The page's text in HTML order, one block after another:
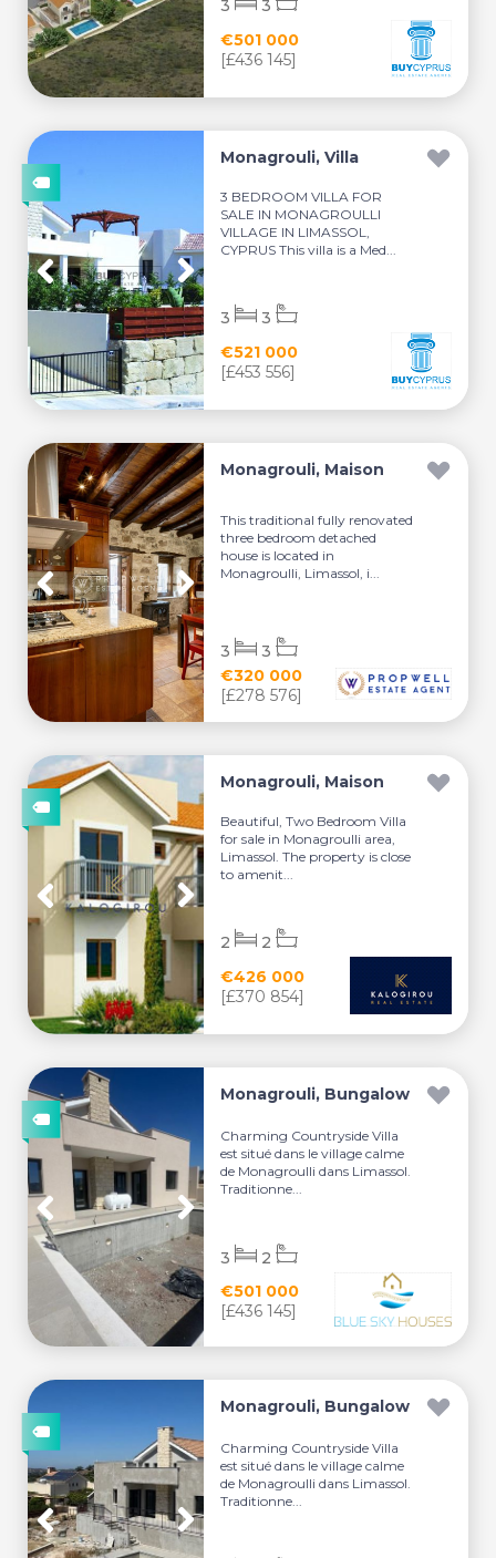
€501 000
[£436 145]
3 3
Monagrouli, Villa
3 BEDROOM VILLA FOR
SALE IN MONAGROULLI
VILLAGE IN LIMASSOL,
CYPRUS This villa is a Med...
€521 000
[£453 556]
3 3
Monagrouli, Maison
This traditional fully renovated
three bedroom detached
house is located in
Monagroulli, Limassol, i...
€320 000
[£278 576]
3 3
Monagrouli, Maison
Beautiful, Two Bedroom Villa
for sale in Monagroulli area,
Limassol. The property is close
to amenit...
€426 000
[£370 854]
2 2
Monagrouli, Bungalow
Charming Countryside Villa
est situé dans le village calme
de Monagroulli dans Limassol.
Traditionne...
€501 000
[£436 145]
3 2
Monagrouli, Bungalow
Charming Countryside Villa
est situé dans le village calme
de Monagroulli dans Limassol.
Traditionne...